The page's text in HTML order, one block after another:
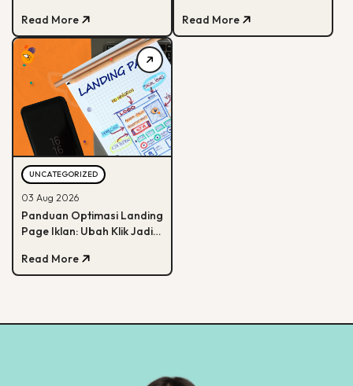
Read More
Read More
UNCATEGORIZED
03 Aug 2026
Panduan Optimasi Landing
Page Iklan: Ubah Klik Jadi
Read More